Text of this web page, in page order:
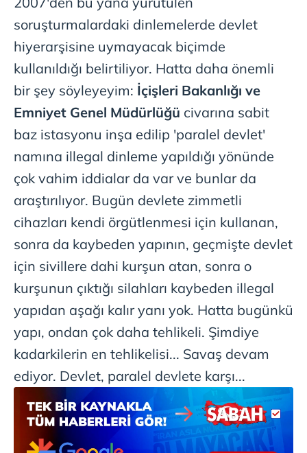
toplumu hizmetlerinin sunulması amacıyla
kullanılmaktadır. Diğer çerezler, sitemizin daha işlevsel
kılınması ve kişiselleştirilmesi ve sizlere yönelik
reklam/pazarlama faaliyetlerinin yapılması, amaçlarıyla
sınırlı olarak açık rızanız dahilinde kullanılacaktır.
Çerezlere ilişkin tercihlerinizi aşağıda yer alan panel
vasıtasıyla belirleyebilirsiniz. Çerezlere ilişkin detaylı bilgi
için Ayarlar butonuna tıklayabilir,
Çerez Bilgilendirme
Metnimizi ziyaret edebilirsiniz.
6698 sayılı Kişisel Verilerin Korunması Kanunu uyarınca
hazırlanmış Aydınlatma Metnimizi okumak ve sitemizde
ilgili mevzuata uygun olarak kullanılan çerezlerle ilgili bilgi
almak için lütfentıklayınız.
soruşturmalardaki dinlemelerde devlet
hiyerarşisine uymayacak biçimde
kullanıldığı belirtiliyor. Hatta daha önemli
bir şey söyleyeyim: İçişleri Bakanlığı ve
Emniyet Genel Müdürlüğü civarına sabit
baz istasyonu inşa edilip 'paralel devlet'
namına illegal dinleme yapıldığı yönünde
çok vahim iddialar da var ve bunlar da
araştırılıyor. Bugün devlete zimmetli
cihazları kendi örgütlenmesi için kullanan,
sonra da kaybeden yapının, geçmişte devlet
için sivillere dahi kurşun atan, sonra o
kurşunun çıktığı silahları kaybeden illegal
yapıdan aşağı kalır yanı yok. Hatta bugünkü
yapı, ondan çok daha tehlikeli. Şimdiye
kadarkilerin en tehlikelisi... Savaş devam
ediyor. Devlet, paralel devlete karşı...